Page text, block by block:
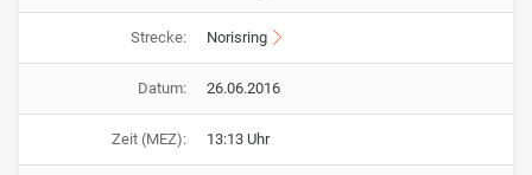
Strecke: Norisring
Datum: 26.06.2016
Zeit (MEZ): 13:13 Uhr